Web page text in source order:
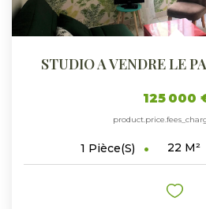
STUDIO A VENDRE LE
125 000
1 Pièce(s) 22 M²